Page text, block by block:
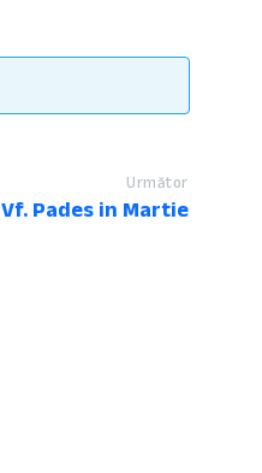
Următor
Vf. Pades in Martie